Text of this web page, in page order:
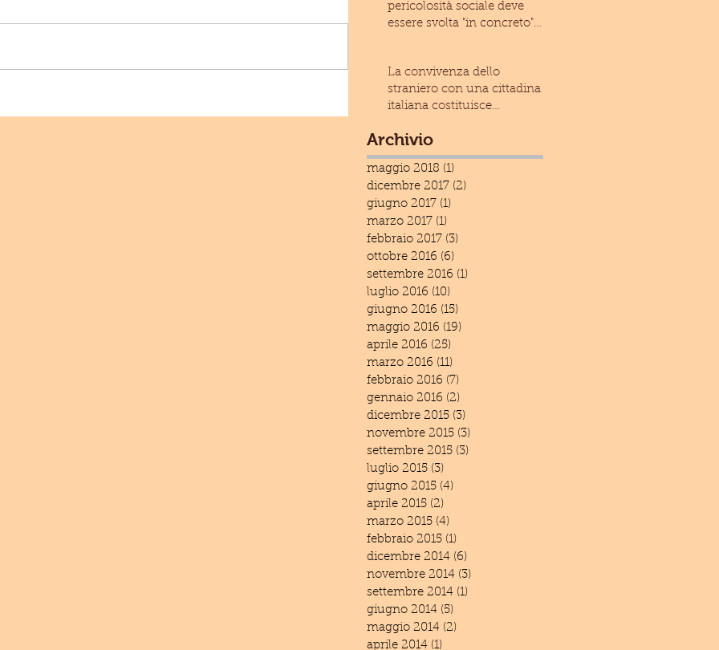
pericolosità sociale deve
essere svolta "in concreto"
La convivenza dello
straniero con una cittadina
italiana costituisce
espuls
Archivio
maggio 2018 (1)
dicembre 2017 (2)
giugno 2017 (1)
marzo 2017 (1)
febbraio 2017 (3)
ottobre 2016 (6)
settembre 2016 (1)
luglio 2016 (10)
giugno 2016 (15)
maggio 2016 (19)
aprile 2016 (25)
marzo 2016 (11)
febbraio 2016 (7)
gennaio 2016 (2)
dicembre 2015 (3)
novembre 2015 (3)
settembre 2015 (3)
luglio 2015 (3)
giugno 2015 (4)
aprile 2015 (2)
marzo 2015 (4)
febbraio 2015 (1)
dicembre 2014 (6)
novembre 2014 (3)
settembre 2014 (1)
giugno 2014 (5)
maggio 2014 (2)
aprile 2014 (1)